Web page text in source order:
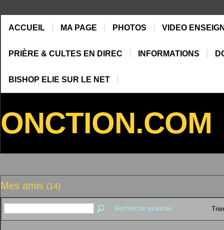
ACCUEIL MA PAGE PHOTOS VIDEO
PRIÈRE & CULTES EN DIREC INFORMATIONS
BISHOP ELIE SUR LE NET
ONCTION.COM
Mes amis (14)
Recherche avancée